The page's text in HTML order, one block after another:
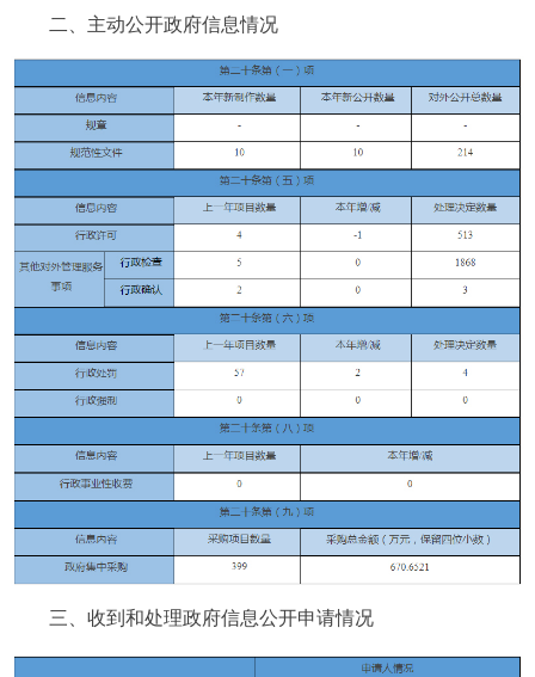
二、主动公开政府信息情况
三、收到和处理政府信息公开申请情况